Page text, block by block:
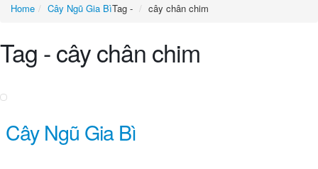
Home Cây Ngũ Gia BìTag - cây chân chim
Tag - cây chân chim
Cây Ngũ Gia Bì